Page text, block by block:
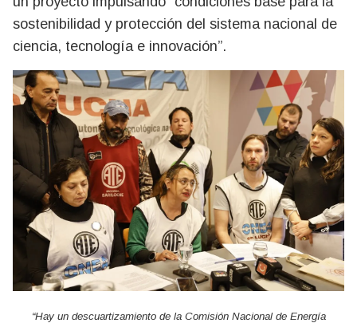
sostenibilidad y protección del sistema nacional de
ciencia, tecnología e innovación”.
“Hay un descuartizamiento de la Comisión Nacional de Energía